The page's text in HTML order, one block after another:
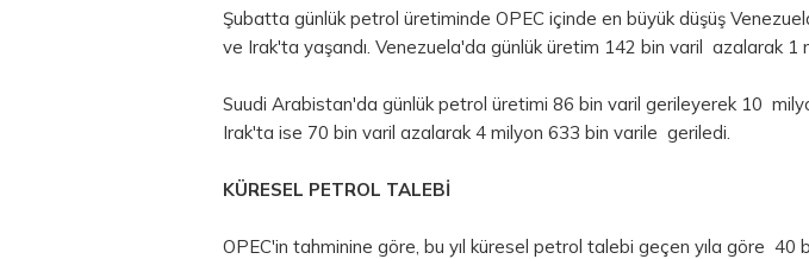
Şubatta günlük petrol üretiminde OPEC içinde en büyük düşüş
ve Irak'ta yaşandı. Venezuela'da günlük üretim 142 bin varil azalarak 1
Suudi Arabistan'da günlük petrol üretimi 86 bin varil gerileyerek 10
Irak'ta ise 70 bin varil azalarak 4 milyon 633 bin varile geriledi.
KÜRESEL PETROL TALEBİ
OPEC'in tahminine göre, bu yıl küresel petrol talebi geçen yıla göre 40